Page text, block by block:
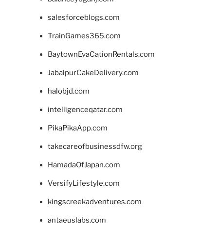
salesforceblogs.com
TrainGames365.com
BaytownEvaCationRentals.com
JabalpurCakeDelivery.com
halobjd.com
intelligenceqatar.com
PikaPikaApp.com
takecareofbusinessdfw.org
HamadaOfJapan.com
VersifyLifestyle.com
kingscreekadventures.com
antaeuslabs.com